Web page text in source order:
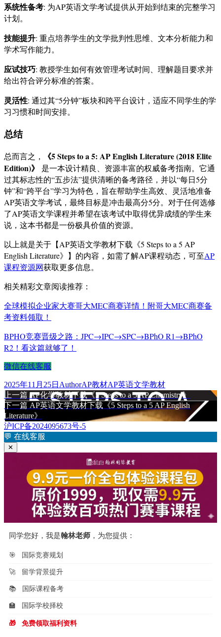
系统性备考: 为AP英语文学考试提供从开始到结束的完整学习
计划。
技能提升: 重点培养学生的文学批判性思维、文本分析能力和
学术写作能力。
应试技巧: 教授学生如何有效管理考试时间、理解题目要求并
给出符合评分标准的答案。
灵活性: 通过其“5分钟”板块和跨平台设计，适应不同学生的学
习习惯和时间安排。
总结
总而言之，
《5 Steps to a 5: AP English Literature (2018 Elite
Edition)》
是一本设计精良、资源丰富的权威备考指南。它通
过其标志性的“五步法”提供清晰的备考路径，并以“每日5分
钟”和“跨平台”学习为特色，旨在帮助学生高效、灵活地准备
AP英语文学考试，最终目标是冲击最高分5分。对于任何选修
了AP英语文学课程并希望在该考试中取得优异成绩的学生来
说，这本书都是一份极具价值的资源。
以上就是关于【AP英语文学教材下载《5 Steps to a 5 AP
English Literature》】的内容，如需了解AP课程动态，可至AP
课程资源网获取更多信息。
相关精彩文章阅读推荐：
全球模拟企业家大赛哥大MEC商赛详情！附哥大MEC商赛备
考资料领取！
BPHO竞赛晋级之路：JPC→IPC→SPC→BPhO R1→BPhO
R2！看这篇就够了！
微信在线客服
发
布
于
2025年11月25日 作
者
Author分
类
AP教材标
签
AP英语文学教材
文
章
导
航
上一篇 上
篇
文
章：
AP化学教材下载《5 Steps to a 5 AP Chemistry》
下一篇 下
篇
文
章：
AP英语文学教材下载《5 Steps to a 5 AP English
Literature》
沪ICP备2024095673号-5
💬 在线客服
✕
同学您好，我是翰林老师 ，为您提供：
🎯 国际竞赛规划
🚀 留学背景提升
📚 国际课程备考
🏫 国际学校择校
🎁 免费领取福利资料